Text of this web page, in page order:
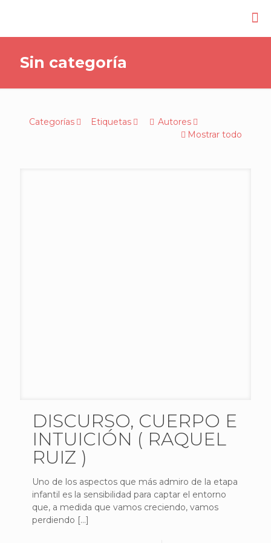
Sin categoría
Categorías Etiquetas
Autores
Mostrar todo
DISCURSO, CUERPO E
INTUICIÓN ( RAQUEL
RUIZ )
Uno de los aspectos que más admiro de la etapa
infantil es la sensibilidad para captar el entorno
que, a medida que vamos creciendo, vamos
perdiendo […]